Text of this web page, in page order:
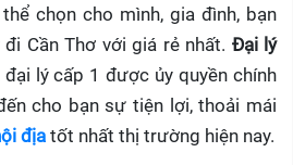
chọn cho mình, gia đình, bạn
Cần Thơ với giá rẻ nhất. Đại lý
đại lý cấp 1 được ủy quyền chính
cho bạn sự tiện lợi, thoải mái
địa tốt nhất thị trường hiện nay.